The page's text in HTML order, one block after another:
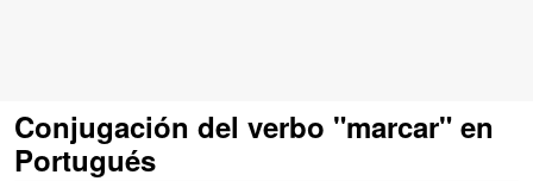
Conjugación del verbo "marcar" en
Portugués